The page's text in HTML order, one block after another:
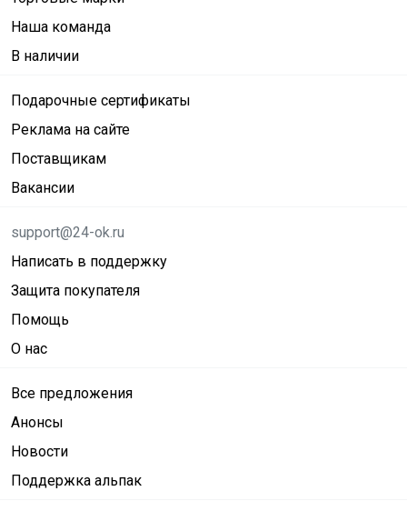
Наша команда
В наличии
Подарочные сертификаты
Реклама на сайте
Поставщикам
Вакансии
support@24-ok.ru
Написать в поддержку
Защита покупателя
Помощь
О нас
Все предложения
Анонсы
Новости
Поддержка альпак